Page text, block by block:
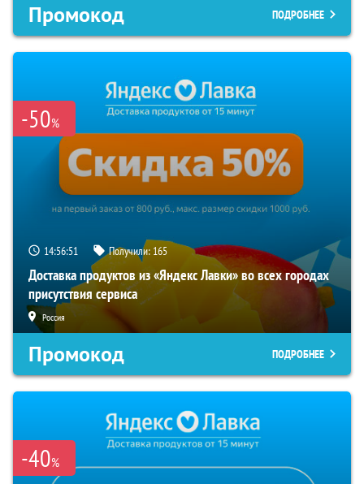
Промокод ПОДРОБНЕЕ
-50%
14:56:51 Получили: 165
Доставка продуктов из «Яндекс Лавки» во всех городах
присутствия сервиса
Россия
Промокод ПОДРОБНЕЕ
-40%